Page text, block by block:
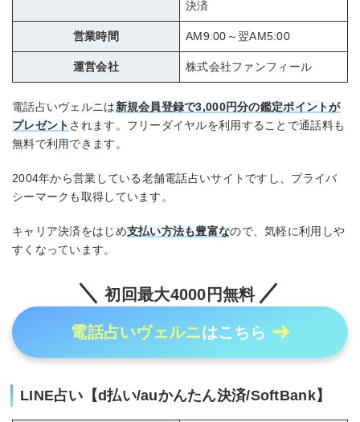
決済
営業時間 AM9:00～翌AM5:00
運営会社 株式会社ファンフィール
電話占いヴェルニは新規会員登録で3,000円分の鑑定ポイントが
プレゼントされます。フリーダイヤルを利用することで通話料も
無料で利用できます。
2004年から営業している老舗電話占いサイトですし、プライバ
シーマークも取得しています。
キャリア決済をはじめ支払い方法も豊富なので、気軽に利用しや
すくなっています。
初回最大4000円無料
電話占いヴェルニはこちら
LINE占い【d払い/auかんたん決済/SoftBank】